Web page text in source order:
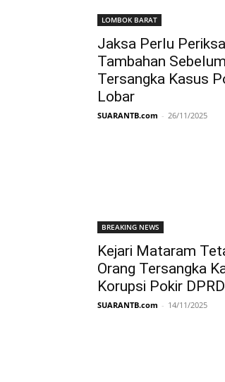
LOMBOK BARAT
Jaksa Perlu
Tambahan
Tersangka Kasus
Lobar
SUARANTB.com - 26/11/2025
BREAKING NEWS
Kejari Mataram
Orang Tersangka
Korupsi Pokir
SUARANTB.com - 14/11/2025